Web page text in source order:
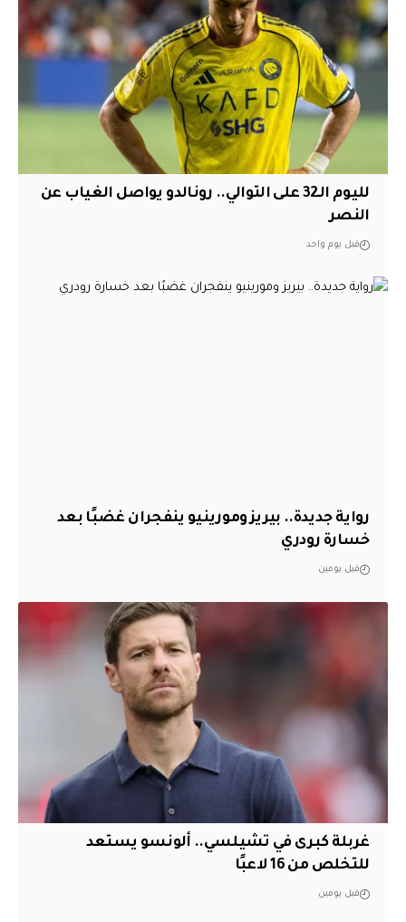
لليوم الـ32 على التوالي.. رونالدو يواصل الغياب عن
النصر
قبل يوم واحد
رواية جديدة.. بيريز ومورينيو ينفجران غضبًا بعد
خسارة رودري
قبل يومين
غربلة كبرى في تشيلسي.. ألونسو يستعد
للتخلص من 16 لاعبًا
قبل يومين